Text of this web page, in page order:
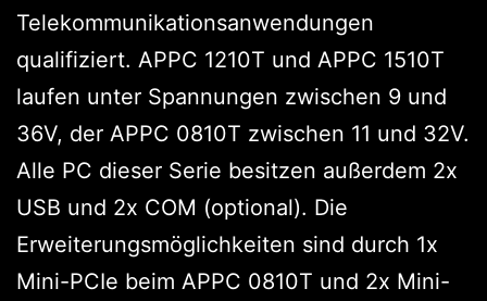
Telekommunikationsanwendungen
qualifiziert. APPC 1210T und APPC 1510T
laufen unter Spannungen zwischen 9 und
36V, der APPC 0810T zwischen 11 und 32V.
Alle PC dieser Serie besitzen außerdem 2x
USB und 2x COM (optional). Die
Erweiterungsmöglichkeiten sind durch 1x
Mini-PCIe beim APPC 0810T und 2x Mini-